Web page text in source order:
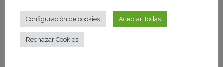
Configuración de cookies Aceptar Todas
Rechazar Cookies